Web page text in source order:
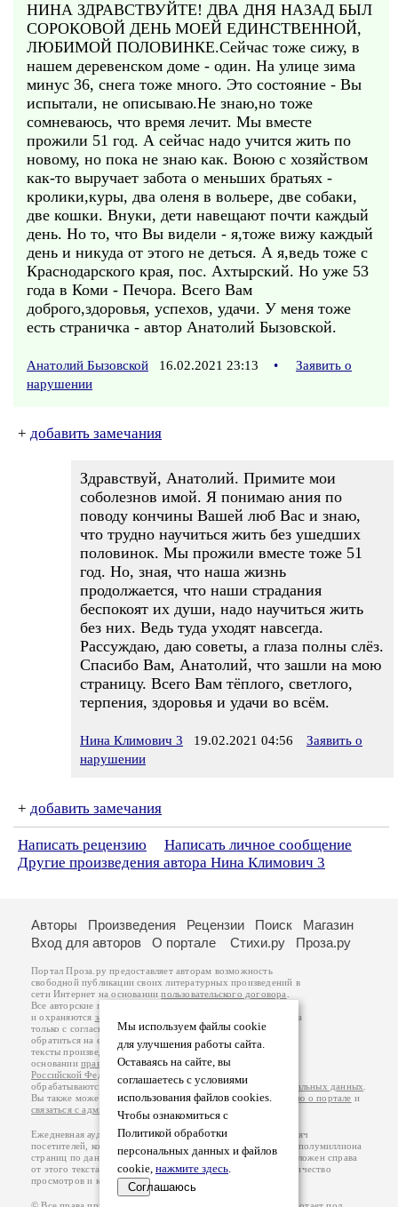
НИНА ЗДРАВСТВУЙТЕ! ДВА ДНЯ НАЗАД БЫЛ
СОРОКОВОЙ ДЕНЬ МОЕЙ ЕДИНСТВЕННОЙ,
ЛЮБИМОЙ ПОЛОВИНКЕ.Сейчас тоже сижу, в
нашем деревенском доме - один. На улице зима
минус 36, снега тоже много. Это состояние - Вы
испытали, не описываю.Не знаю,но тоже
сомневаюсь, что время лечит. Мы вместе
прожили 51 год. А сейчас надо учится жить по
новому, но пока не знаю как. Воюю с хозяйством
как-то выручает забота о меньших братьях -
кролики,куры, два оленя в вольере, две собаки,
две кошки. Внуки, дети навещают почти каждый
день. Но то, что Вы видели - я,тоже вижу каждый
день и никуда от этого не деться. А я,ведь тоже с
Краснодарского края, пос. Ахтырский. Но уже 53
года в Коми - Печора. Всего Вам
доброго,здоровья, успехов, удачи. У меня тоже
есть страничка - автор Анатолий Бызовской.
Анатолий Бызовской 16.02.2021 23:13 •
Заявить о
нарушении
+ добавить замечания
Здравствуй, Анатолий. Примите мои
соболезнов имой. Я понимаю ания по
поводу кончины Вашей люб Вас и знаю,
что трудно научиться жить без ушедших
половинок. Мы прожили вместе тоже 51
год. Но, зная, что наша жизнь
продолжается, что наши страдания
беспокоят их души, надо научиться жить
без них. Ведь туда уходят навсегда.
Рассуждаю, даю советы, а глаза полны слёз.
Спасибо Вам, Анатолий, что зашли на мою
страницу. Всего Вам тёплого, светлого,
терпения, здоровья и удачи во всём.
Нина Климович 3 19.02.2021 04:56
Заявить о
нарушении
+ добавить замечания
Написать рецензию
Написать личное сообщение
Другие произведения автора Нина Климович 3
Мы используем файлы cookie
для улучшения работы сайта.
Оставаясь на сайте, вы
соглашаетесь с условиями
использования файлов cookies.
Чтобы ознакомиться с
Политикой обработки
персональных данных и файлов
cookie, нажмите здесь.
Соглашаюсь
Авторы Произведения Рецензии Поиск
Магазин
Вход для авторов
О портале Стихи.ру Проза.ру
Портал Проза.ру предоставляет авторам возможность
свободной публикации своих литературных произведений в
сети Интернет на основаниипользовательского договора
Все авторские права на произведения принадлежат авторам
и охраняются законом
. Перепечатка произведений возможна
только с согласия его автора, к которому вы можете
обратиться на его авторской странице. Ответственность за
тексты произведений авторы несут самостоятельно на
основанииправил публикацииизаконодательства
Российской Федерации
обрабатываются на основанииПолитики обработки персональных данных
Вы также можете посмотреть более подробнуюинформацию о портале и
связаться с администрацией
Ежедневная аудитория портала Проза.ру – порядка 100 тысяч
посетителей, которые в общей сумме просматривают более полумиллиона
страниц по данным счетчика посещаемости, который расположен справа
от этого текста. В каждой графе указано по две цифры: количество
просмотров и количество посетителей.